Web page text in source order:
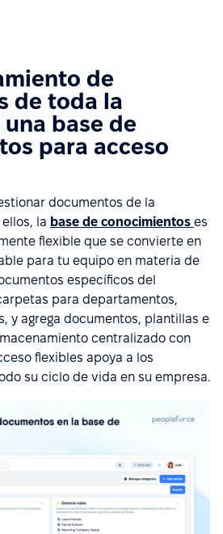
de
de toda la
base de
para acceso
documentos de la
la base de conocimientos es
flexible que se convierte en
para tu equipo en materia de
específicos del
para departamentos,
y agrega documentos, plantillas e
centralizado con
flexibles apoya a los
su ciclo de vida en su empresa.